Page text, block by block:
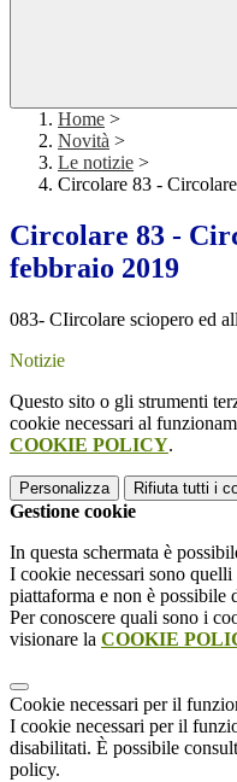
Home >
Novità >
Le notizie >
Circolare 83 -
Circolare 83 -
febbraio 2019
083- CIircolare sciopero ed
Notizie
Questo sito o gli strumenti
cookie necessari al
COOKIE POLICY.
Personalizza Rifiuta tutti i
Gestione cookie
In questa schermata è
I cookie necessari sono
piattaforma e non è possibile
Per conoscere quali sono i
visionare la COOKIE
Cookie necessari per il
I cookie necessari per il
disabilitati. È possibile
policy.